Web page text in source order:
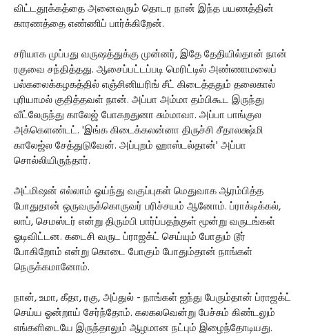
விட்டதூக்கத்தை அனைவரும் தொடர நான் இந்த பயணத்தின்
காரணத்தை எண்ணிப் பார்க்கிறேன்.
சரியாக முப்பது வருஷத்துக்கு முன்னர், இதே தேதியில்தான் நான்
ரகுவை சந்தித்தது. ஆசைப்பட்டப்படி மெரிட்டில் அண்ணாமலைப்
பல்கலைக்கழகத்தில் எஞ்சினியரிங் சீட் கிடைத்ததும் தலைகால்
புரியாமல் குதித்தவள் நான். அப்பா அம்மா தம்பிகூட இருந்து
வீட்லேருந்து காலேஜ் போகறதுனா சும்மாவா. அப்பா பாங்குல
அக்கெளண்டட். 'இங்க கிடைக்கலன்னா திருச்சி சீதாலக்ஷ்மி
காலேஜ்ல சேத்துடுவேன். அப்புறம் ஹாஸ்டல்தான்' அப்பா
சொல்லியிருந்தார்.
அட்மிஷன் எல்லாம் ஓய்ந்து வகுப்புகள் மெதுவாக ஆரம்பித்த
போதுதான் ஒருவருக்கொருவர் பரிச்சயம் ஆனோம். ப்ராக்டிக்கல்,
லாப், செமஸ்டர் என்று திரும்பி பார்ப்பதற்குள் மூன்று வருடங்கள்
ஓடிவிட்டன. கடைசி வருட ப்ராஜக்ட் செய்யும் போதும் டூர்
போகிறோம் என்று கொடை போகும் போதும்தான் நாங்கள்
நெருக்கமானோம்.
நான், உமா, கீதா, ரகு, அப்துல் - நாங்கள் ஐந்து பேரும்தான் ப்ராஜக்ட்
செய்ய ஓன்றாய் சேர்ந்தோம். கலகலவென்று பேச்சும் கிண்டலும்
எங்களிடையே இருந்தாலும் ஆழமான நட்பும் இழைந்தோடியது.